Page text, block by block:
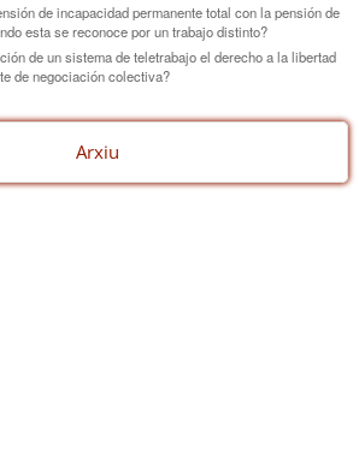
de incapacidad permanente total con la pensión de
esta se reconoce por un trabajo distinto?
de un sistema de teletrabajo el derecho a la libertad
de negociación colectiva?
Arxiu